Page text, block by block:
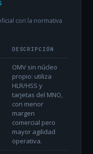
con la normativa
DESCRIPCIÓN
OMV sin núcleo
propio: utiliza
HLR/HSS y
tarjetas del MNO,
con menor
margen
comercial pero
mayor agilidad
operativa.